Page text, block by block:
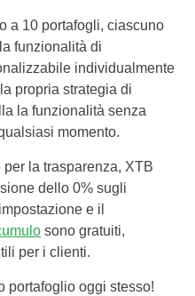
a 10 portafogli, ciascuno
funzionalità di
individualmente
propria strategia di
la funzionalità senza
momento.
la trasparenza, XTB
dello 0% sugli
e il
sono gratuiti,
per i clienti.
portafoglio oggi stesso!